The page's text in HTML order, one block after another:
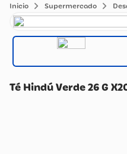
Supermercado
Té Hindú Verde 26 G